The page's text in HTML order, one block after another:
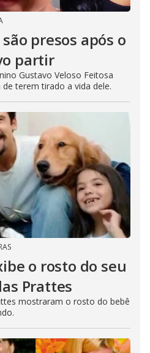
presos após o
partir
Gustavo Veloso Feitosa
terem tirado a vida dele.
o rosto do seu
Prattes
mostraram o rosto do bebê